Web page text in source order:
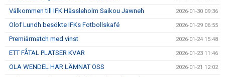
Välkommen till IFK Hässleholm Saikou Jawneh 2026-01-30 09:36
Olof Lundh besökte IFKs Fotbollskafé 2026-01-29 06:55
Premiärmatch med vinst 2026-01-24 15:48
ETT FÅTAL PLATSER KVAR 2026-01-23 11:46
OLA WENDEL HAR LÄMNAT OSS 2026-01-21 12:02